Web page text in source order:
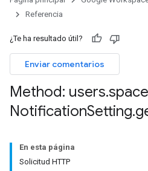
Referencia
¿Te ha resultado útil?
Enviar comentarios
Method: users.
NotificationSetting.
En esta página
Solicitud HTTP